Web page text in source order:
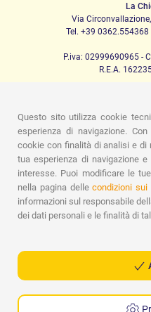
La
Via
Tel. +39
P.iva: 02999690965 -
R.E.A.
Passeggio
Seggiolini Auto
Igiene
Mamma e bebè
Kit baby set
Idee regalo
Questo sito utilizza cookie
esperienza di navigazione.
cookie con finalità di analisi e di
tua esperienza di navigazione
interesse. Puoi modificare le
nella pagina dellecondizioni sui
informazioni sul responsabile
dei dati personali e le finalità di